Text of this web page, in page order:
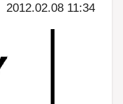
2012.02.08 11:34